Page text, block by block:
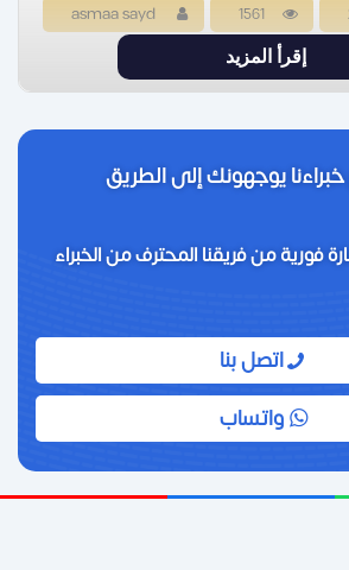
1561
asmaa sayd
إقرأ المزيد
يوجهونك إلى الطريق
فورية من فريقنا المحترف من الخبراء
اتصل بنا
واتساب